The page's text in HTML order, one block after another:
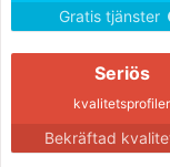
Gratis tjänster
Seriös
kvalitetsprofiler
Bekräftad